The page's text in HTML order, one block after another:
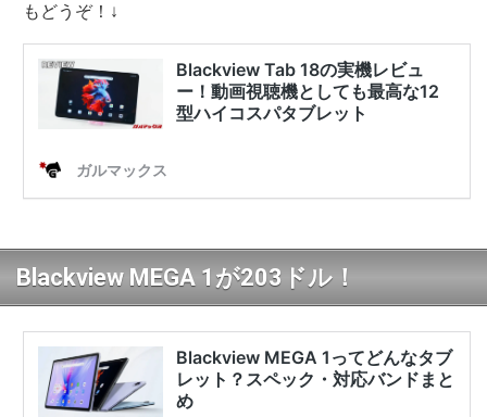
もどうぞ！↓
Blackview MEGA 1が203ドル！